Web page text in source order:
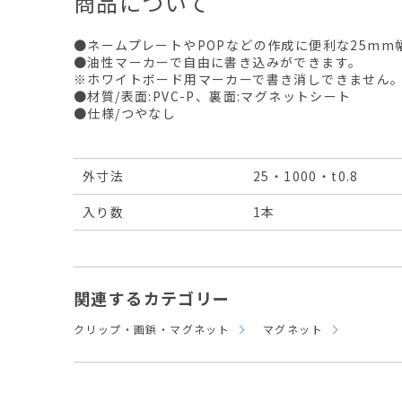
●ネームプレートやPOPなどの作成に便利な25mm
●油性マーカーで自由に書き込みができます。
※ホワイトボード用マーカーで書き消しできません
●材質/表面:PVC-P、裏面:マグネットシート
●仕様/つやなし
外寸法
25・1000・t0.8
入り数
1本
関連するカテゴリー
クリップ・画鋲・マグネット マグネット